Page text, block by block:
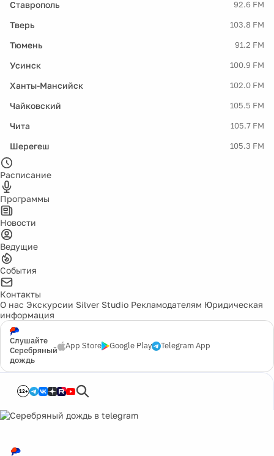
Ставрополь 92.6 FM
Тверь 103.8 FM
Тюмень 91.2 FM
Усинск 100.9 FM
Ханты-Мансийск 102.0 FM
Чайковский 105.5 FM
Чита 105.7 FM
Шерегеш 105.3 FM
Расписание
Программы
Новости
Ведущие
События
Контакты
О нас Экскурсии Silver Studio Рекламодателям Юридическая
информация
Слушайте
Серебряный
дождь
App Store Google Play Telegram App
12+